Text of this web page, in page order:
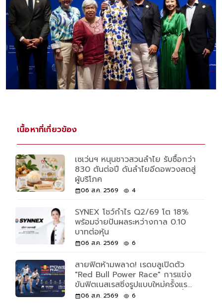
เนื้อหาที่เกี่ยวข้อง
เซเว่นฯ หนุนชาวสวนลำไย รับซื้อกว่า
830 ตันต่อปี ดันลำไยอีดอพวงสดสู่
ผู้บริโภค
06 ส.ค. 2569 4
SYNEX โชว์กำไร Q2/69 โต 18%
พร้อมจ่ายปันผลระหว่างกาล 0.10
บาทต่อหุ้น
06 ส.ค. 2569 6
สายฟิตห้ามพลาด! เรดบลูเปิดตัว
"Red Bull Power Race" การแข่ง
ขันฟิตเนสเรสซิ่งรูปแบบใหม่ครั้งแรก
ของโลก เปิดรับแค่ 500 คนเท่านั้น
06 ส.ค. 2569 6